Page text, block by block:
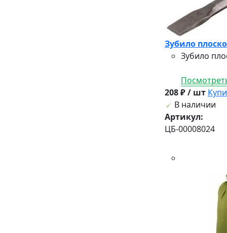
Зубило
Зубило
208 ₽ / шт
В наличии
Артикул:
ЦБ-00008024